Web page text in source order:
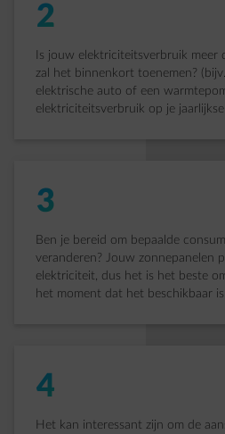
2
Is jouw elektriciteitsverbruik
zal het binnenkort toenemen?
elektrische auto of een
elektriciteitsverbruik op je
3
Ben je bereid om bepaalde
veranderen? Jouw zonnepanelen
elektriciteit, dus het is het beste
het moment dat het beschikbaar is.
4
Het kan interessant zijn om de